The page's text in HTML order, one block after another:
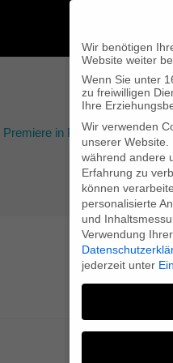
Premiere in Paris “Farewell
Wir benötigen
Website weiter
Wenn Sie unter
zu freiwilligen
Ihre
Wir verwenden
unserer Website.
während andere
Erfahrung zu
können
personalisierte
und
Verwendung
jederzeit unter